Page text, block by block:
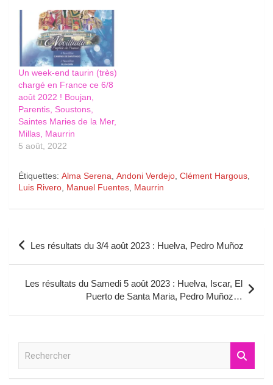
Un week-end taurin (très)
chargé en France ce 6/8
août 2022 ! Boujan,
Parentis, Soustons,
Saintes Maries de la Mer,
Millas, Maurrin
5 août, 2022
Étiquettes: Alma Serena, Andoni Verdejo, Clément Hargous,
Luis Rivero, Manuel Fuentes, Maurrin
Navigation
Les résultats du 3/4 août 2023 : Huelva, Pedro Muñoz
Les résultats du Samedi 5 août 2023 : Huelva, Iscar, El
Puerto de Santa Maria, Pedro Muñoz…